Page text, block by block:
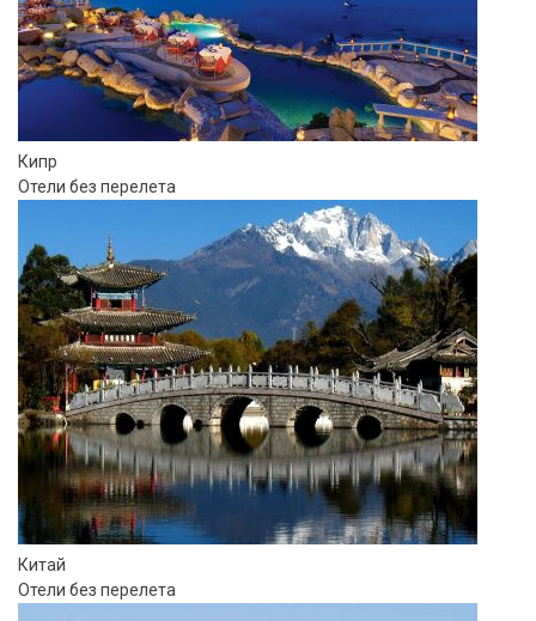
Кипр
Отели без перелета
Китай
Отели без перелета